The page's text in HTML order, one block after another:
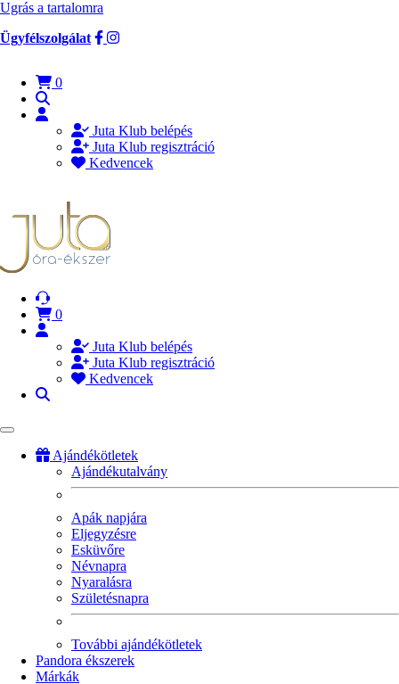
Ugrás a tartalomra
Ügyfélszolgálat
0
Juta Klub belépés
Juta Klub regisztráció
Kedvencek
0
Juta Klub belépés
Juta Klub regisztráció
Kedvencek
Ajándékötletek
Ajándékutalvány
Apák napjára
Eljegyzésre
Esküvőre
Névnapra
Nyaralásra
Születésnapra
További ajándékötletek
Pandora ékszerek
Márkák